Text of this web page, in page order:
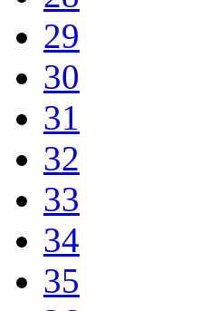
29
30
31
32
33
34
35